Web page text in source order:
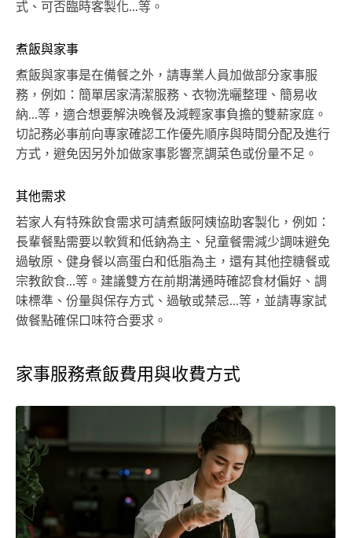
式、可否臨時客製化...等。
煮飯與家事
煮飯與家事是在備餐之外，請專業人員加做部分家事服
務，例如：簡單居家清潔服務、衣物洗曬整理、簡易收
納...等，適合想要解決晚餐及減輕家事負擔的雙薪家庭。
切記務必事前向專家確認工作優先順序與時間分配及進行
方式，避免因另外加做家事影響烹調菜色或份量不足。
其他需求
若家人有特殊飲食需求可請煮飯阿姨協助客製化，例如：
長輩餐點需要以軟質和低鈉為主、兒童餐需減少調味避免
過敏原、健身餐以高蛋白和低脂為主，還有其他控糖餐或
宗教飲食...等。建議雙方在前期溝通時確認食材偏好、調
味標準、份量與保存方式、過敏或禁忌...等，並請專家試
做餐點確保口味符合要求。
家事服務煮飯費用與收費方式